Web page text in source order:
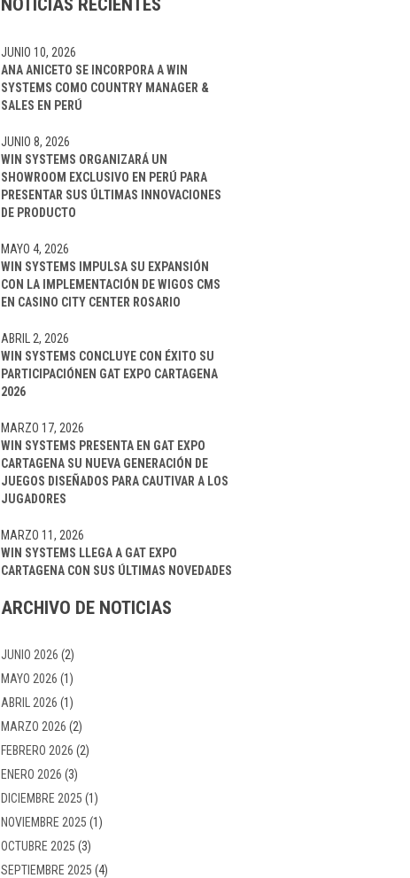
NOTICIAS RECIENTES
ANA ANICETO SE INCORPORA A WIN
SYSTEMS COMO COUNTRY MANAGER &
SALES EN PERÚ
JUNIO 10, 2026
WIN SYSTEMS ORGANIZARÁ UN
SHOWROOM EXCLUSIVO EN PERÚ PARA
PRESENTAR SUS ÚLTIMAS INNOVACIONES
DE PRODUCTO
JUNIO 8, 2026
WIN SYSTEMS IMPULSA SU EXPANSIÓN
CON LA IMPLEMENTACIÓN DE WIGOS CMS
EN CASINO CITY CENTER ROSARIO
MAYO 4, 2026
WIN SYSTEMS CONCLUYE CON ÉXITO SU
PARTICIPACIÓNEN GAT EXPO CARTAGENA
2026
ABRIL 2, 2026
WIN SYSTEMS PRESENTA EN GAT EXPO
CARTAGENA SU NUEVA GENERACIÓN DE
JUEGOS DISEÑADOS PARA CAUTIVAR A LOS
JUGADORES
MARZO 17, 2026
WIN SYSTEMS LLEGA A GAT EXPO
CARTAGENA CON SUS ÚLTIMAS NOVEDADES
MARZO 11, 2026
ARCHIVO DE NOTICIAS
JUNIO 2026 (2)
MAYO 2026 (1)
ABRIL 2026 (1)
MARZO 2026 (2)
FEBRERO 2026 (2)
ENERO 2026 (3)
DICIEMBRE 2025 (1)
NOVIEMBRE 2025 (1)
OCTUBRE 2025 (3)
SEPTIEMBRE 2025 (4)